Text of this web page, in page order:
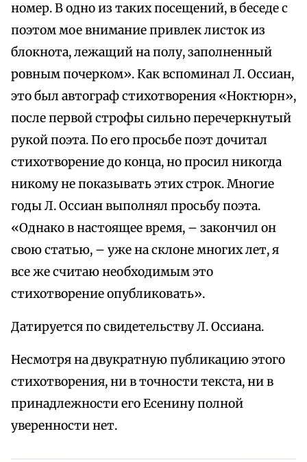
номер. В одно из таких посещений, в беседе с
поэтом мое внимание привлек листок из
блокнота, лежащий на полу, заполненный
ровным почерком». Как вспоминал Л. Оссиан,
это был автограф стихотворения «Ноктюрн»,
после первой строфы сильно перечеркнутый
рукой поэта. По его просьбе поэт дочитал
стихотворение до конца, но просил никогда
никому не показывать этих строк. Многие
годы Л. Оссиан выполнял просьбу поэта.
«Однако в настоящее время, – закончил он
свою статью, – уже на склоне многих лет, я
все же считаю необходимым это
стихотворение опубликовать».
Датируется по свидетельству Л. Оссиана.
Несмотря на двукратную публикацию этого
стихотворения, ни в точности текста, ни в
принадлежности его Есенину полной
уверенности нет.